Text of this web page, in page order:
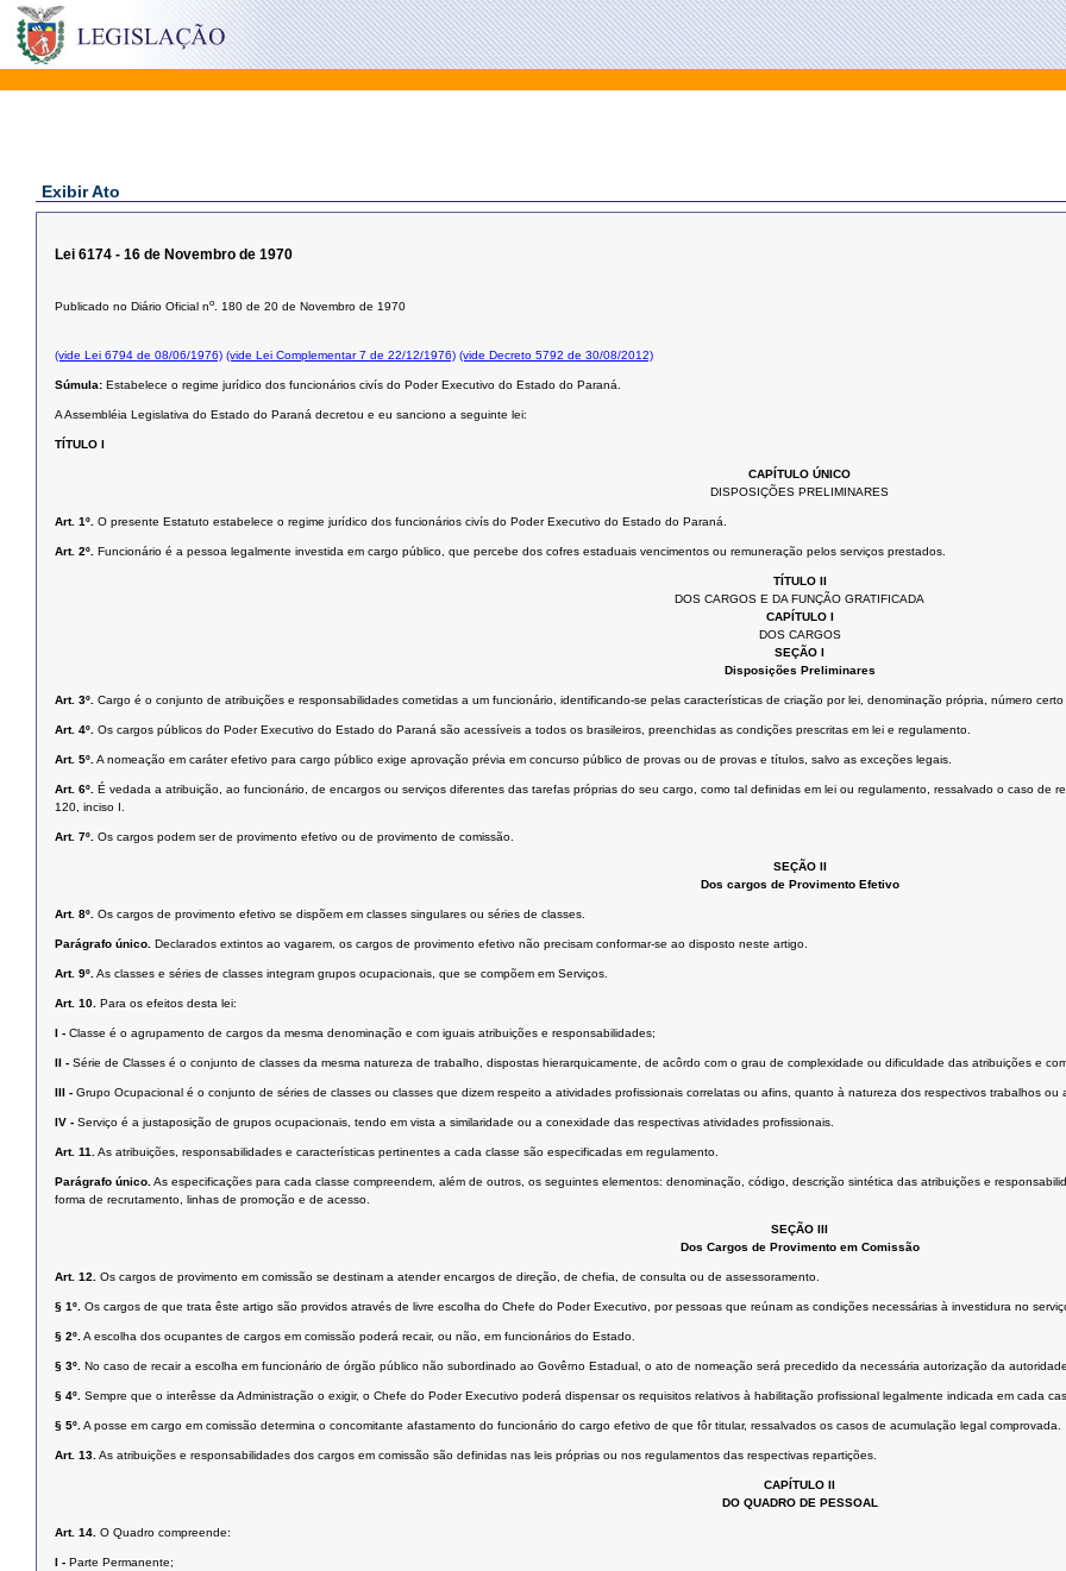
Exibir Ato
Lei 6174 - 16 de Novembro de 1970
Publicado no Diário Oficial no. 180 de 20 de Novembro de 1970
(vide Lei 6794 de 08/06/1976) (vide Lei Complementar 7 de 22/12/1976) (vide Decreto 5792 de 30/08/2012)
Súmula: Estabelece o regime jurídico dos funcionários civís do Poder Executivo do Estado do Paraná.
A Assembléia Legislativa do Estado do Paraná decretou e eu sanciono a seguinte lei:
TÍTULO I
CAPÍTULO ÚNICO
DISPOSIÇÕES PRELIMINARES
Art. 1º. O presente Estatuto estabelece o regime jurídico dos funcionários civís do Poder Executivo do Estado do Paraná.
Art. 2º. Funcionário é a pessoa legalmente investida em cargo público, que percebe dos cofres estaduais vencimentos ou remuneração pelos serviços prestados.
TÍTULO II
DOS CARGOS E DA FUNÇÃO GRATIFICADA
CAPÍTULO I
DOS CARGOS
SEÇÃO I
Disposições Preliminares
Art. 3º. Cargo é o conjunto de atribuições e responsabilidades cometidas a um funcionário, identificando-se pelas características de criação por lei, denominação própria, número
Art. 4º. Os cargos públicos do Poder Executivo do Estado do Paraná são acessíveis a todos os brasileiros, preenchidas as condições prescritas em lei e regulamento.
Art. 5º. A nomeação em caráter efetivo para cargo público exige aprovação prévia em concurso público de provas ou de provas e títulos, salvo as exceções legais.
Art. 6º. É vedada a atribuição, ao funcionário, de encargos ou serviços diferentes das tarefas próprias do seu cargo, como tal definidas em lei ou regulamento, ressalvado o caso de
120, inciso I.
Art. 7º. Os cargos podem ser de provimento efetivo ou de provimento de comissão.
SEÇÃO II
Dos cargos de Provimento Efetivo
Art. 8º. Os cargos de provimento efetivo se dispõem em classes singulares ou séries de classes.
Parágrafo único. Declarados extintos ao vagarem, os cargos de provimento efetivo não precisam conformar-se ao disposto neste artigo.
Art. 9º. As classes e séries de classes integram grupos ocupacionais, que se compõem em Serviços.
Art. 10. Para os efeitos desta lei:
I - Classe é o agrupamento de cargos da mesma denominação e com iguais atribuições e responsabilidades;
II - Série de Classes é o conjunto de classes da mesma natureza de trabalho, dispostas hierarquicamente, de acôrdo com o grau de complexidade ou dificuldade das atribuições e
III - Grupo Ocupacional é o conjunto de séries de classes ou classes que dizem respeito a atividades profissionais correlatas ou afins, quanto à natureza dos respectivos trabalhos
IV - Serviço é a justaposição de grupos ocupacionais, tendo em vista a similaridade ou a conexidade das respectivas atividades profissionais.
Art. 11. As atribuições, responsabilidades e características pertinentes a cada classe são especificadas em regulamento.
Parágrafo único. As especificações para cada classe compreendem, além de outros, os seguintes elementos: denominação, código, descrição sintética das atribuições e
forma de recrutamento, linhas de promoção e de acesso.
SEÇÃO III
Dos Cargos de Provimento em Comissão
Art. 12. Os cargos de provimento em comissão se destinam a atender encargos de direção, de chefia, de consulta ou de assessoramento.
§ 1º. Os cargos de que trata êste artigo são providos através de livre escolha do Chefe do Poder Executivo, por pessoas que reúnam as condições necessárias à investidura no
§ 2º. A escolha dos ocupantes de cargos em comissão poderá recair, ou não, em funcionários do Estado.
§ 3º. No caso de recair a escolha em funcionário de órgão público não subordinado ao Govêrno Estadual, o ato de nomeação será precedido da necessária autorização da
§ 4º. Sempre que o interêsse da Administração o exigir, o Chefe do Poder Executivo poderá dispensar os requisitos relativos à habilitação profissional legalmente indicada em cada
§ 5º. A posse em cargo em comissão determina o concomitante afastamento do funcionário do cargo efetivo de que fôr titular, ressalvados os casos de acumulação legal comprovada.
Art. 13. As atribuições e responsabilidades dos cargos em comissão são definidas nas leis próprias ou nos regulamentos das respectivas repartições.
CAPÍTULO II
DO QUADRO DE PESSOAL
Art. 14. O Quadro compreende:
I - Parte Permanente;